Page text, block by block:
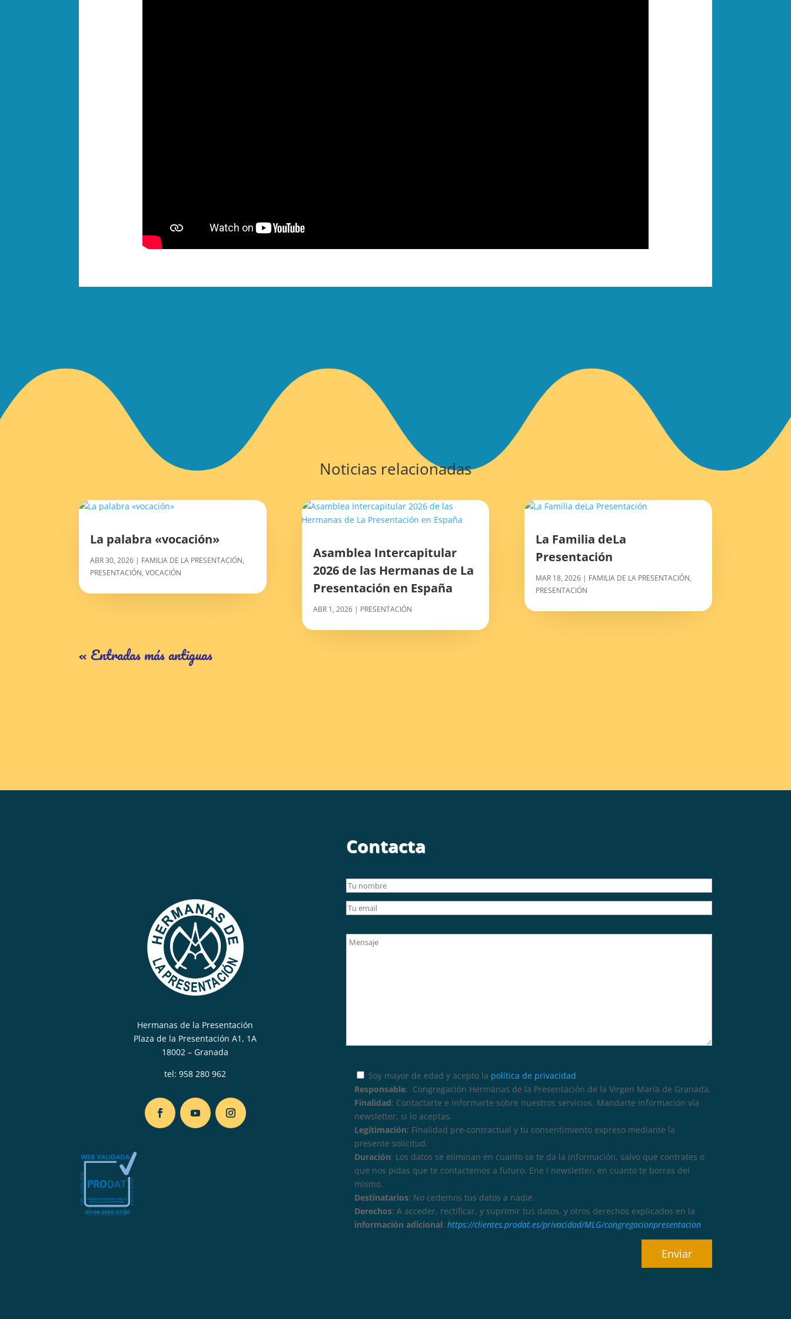
Noticias relacionadas
La palabra «vocación»
ABR 30, 2026 | FAMILIA DE LA PRESENTACIÓN,
PRESENTACIÓN,VOCACIÓN
Asamblea Intercapitular
2026 de las Hermanas de La
Presentación en España
ABR 1, 2026| PRESENTACIÓN
La Familia deLa
Presentación
MAR 18, 2026| FAMILIA DE LA PRESENTACIÓN,
PRESENTACIÓN
« Entradas más antiguas
Hermanas de la Presentación
Plaza de la Presentación A1, 1A
18002 – Granada
tel:958 280 962
Contacta
Soy mayor de edad y acepto la política de privacidad
Responsable: Congregación Hermanas de la Presentación de la Virgen María de Granada.
Finalidad: Contactarte e informarte sobre nuestros servicios. Mandarte información vía
newsletter, si lo aceptas.
Legitimación: Finalidad pre-contractual y tu consentimiento expreso mediante la
presente solicitud.
Duración: Los datos se eliminan en cuanto se te da la información, salvo que contrates o
que nos pidas que te contactemos a futuro. Ene l newsletter, en cuanto te borras del
mismo.
Destinatarios: No cedemos tus datos a nadie.
Derechos: A acceder, rectificar, y suprimir tus datos, y otros derechos explicados en la
información adicional:https://clientes.prodat.es/privacidad/MLG/congregacionpresentacion